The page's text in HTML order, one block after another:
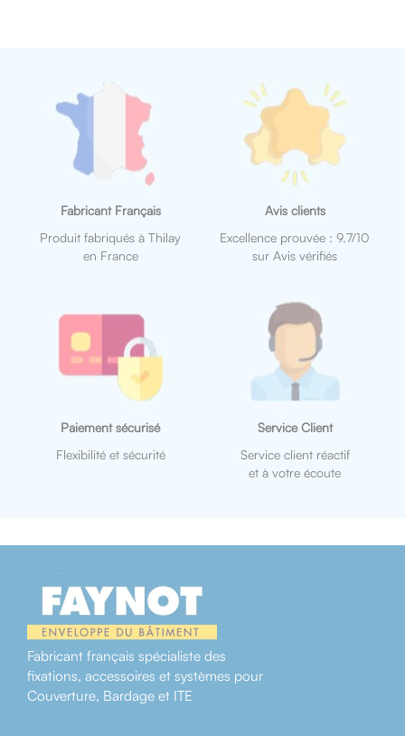
Fabricant Français
Produit fabriqués à Thilay
en France
Avis clients
Excellence prouvée : 9.7/10
sur Avis vérifiés
Paiement sécurisé
Flexibilité et sécurité
Service Client
Service client réactif
et à votre écoute
Fabricant français spécialiste des
fixations, accessoires et systèmes pour
Couverture, Bardage et ITE